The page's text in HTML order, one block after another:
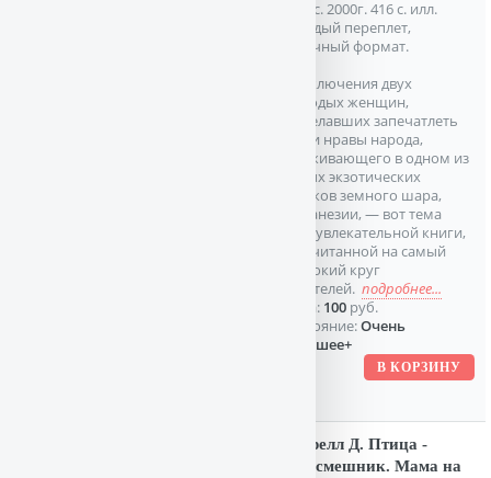
пресс. 2000г. 416 с. илл.
Твердый переплет,
Обычный формат.
Приключения двух
молодых женщин,
пожелавших запечатлеть
быт и нравы народа,
проживающего в одном из
самых экзотических
уголков земного шара,
Меланезии, — вот тема
этой увлекательной книги,
рассчитанной на самый
широкий круг
читателей. подробнее...
Цена: 100руб.
Состояние:Очень
хорошее+
Даррелл Д. Птица -
пересмешник. Мама на